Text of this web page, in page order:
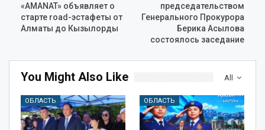
«AMANAT» объявляет о
старте road-эстафеты от
Алматы до Кызылорды
председательством
Генерального Прокурора
Берика Асылова
состоялось заседание
All
You Might Also Like
ОБЛАСТЬ ОБЛАСТЬ